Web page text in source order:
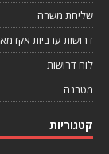
שליחת משרה
דרושות ערביות
לוח דרושות
מטרנה
קטגוריות